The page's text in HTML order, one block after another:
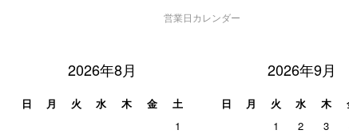
営業日カレンダー
2026年8月
日 月 火 水 木 金
土
1
2026年9月
日 月 火 水 木
1
2 3